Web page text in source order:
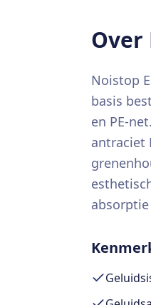
Over
Noistop
basis
en PE-
antraciet
absorptie